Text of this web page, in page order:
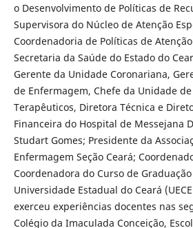
o Desenvolvimento de Políticas de
Supervisora do Núcleo de Atenção
Coordenadoria de Políticas de
Secretaria da Saúde do Estado do
Gerente da Unidade Coronariana,
de Enfermagem, Chefe da Unidade
Terapêuticos, Diretora Técnica e
Financeira do Hospital de Messejana
Studart Gomes; Presidente da
Enfermagem Seção Ceará;
Coordenadora do Curso de
Universidade Estadual do Ceará
exerceu experiências docentes nas
Colégio da Imaculada Conceição,